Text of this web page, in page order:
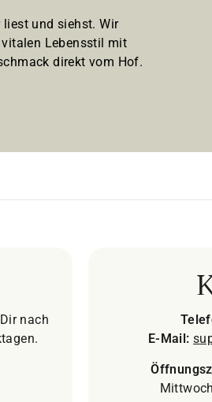
liest und siehst. Wir
Lebensstil mit
direkt vom Hof.
nach
E-Mail: